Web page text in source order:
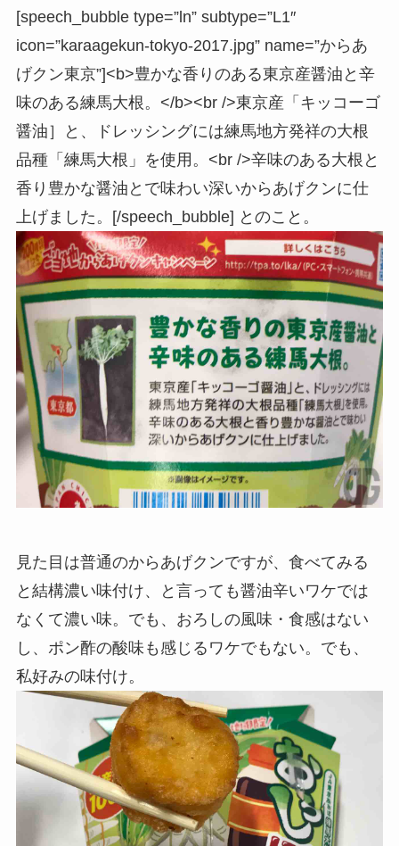
[speech_bubble type=”ln” subtype=”L1″
icon=”karaagekun-tokyo-2017.jpg” name=”からあ
げクン東京”]<b>豊かな香りのある東京産醤油と辛
味のある練馬大根。</b><br />東京産「キッコーゴ
醤油］と、ドレッシングには練馬地方発祥の大根
品種「練馬大根」を使用。<br />辛味のある大根と
香り豊かな醤油とで味わい深いからあげクンに仕
上げました。[/speech_bubble] とのこと。
見た目は普通のからあげクンですが、食べてみる
と結構濃い味付け、と言っても醤油辛いワケでは
なくて濃い味。でも、おろしの風味・食感はない
し、ポン酢の酸味も感じるワケでもない。でも、
私好みの味付け。